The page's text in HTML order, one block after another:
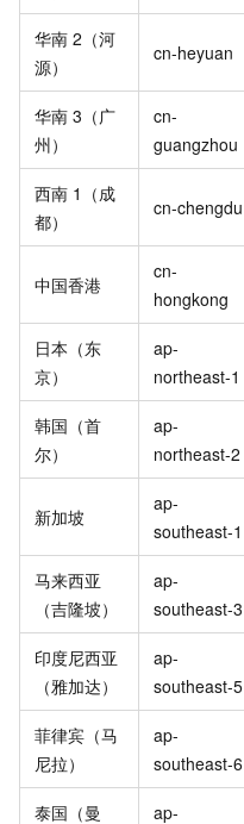
华南 2（河
源）
cn-heyuan
华南 3（广
州）
cn-
guangzhou
西南 1（成
都）
cn-chengdu
中国香港
cn-
hongkong
日本（东
京）
ap-
northeast-1
韩国（首
尔）
ap-
northeast-2
新加坡
ap-
southeast-1
马来西亚
（吉隆坡）
ap-
southeast-3
印度尼西亚
（雅加达）
ap-
southeast-5
菲律宾（马
尼拉）
ap-
southeast-6
泰国（曼 ap-